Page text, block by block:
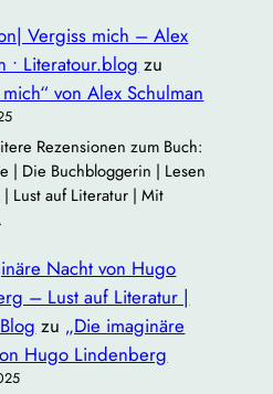
Vergiss mich – Alex
• Literatour.blog zu
von Alex Schulman
Rezensionen zum Buch:
| Die Buchbloggerin | Lesen
| Lust auf Literatur | Mit
Nacht von Hugo
– Lust auf Literatur |
zu „Die imaginäre
Hugo Lindenberg